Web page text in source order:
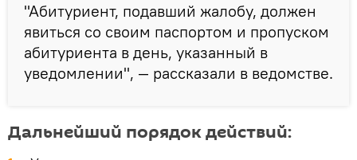
"Абитуриент, подавший жалобу, должен
явиться со своим паспортом и пропуском
абитуриента в день, указанный в
уведомлении", — рассказали в ведомстве.
Дальнейший порядок действий: